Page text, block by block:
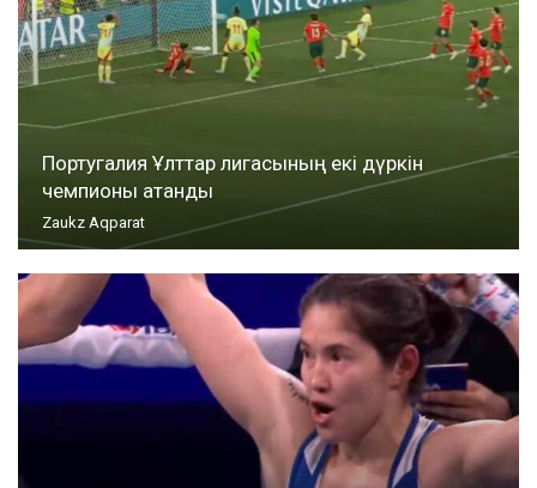
Португалия Ұлттар лигасының екі дүркін
чемпионы атанды
Zaukz Aqparat